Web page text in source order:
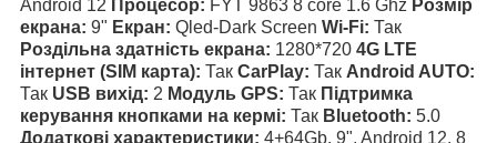
Android 12 Процесор: FYT 9863 8 core 1.6 Ghz Розмір
екрана: 9" Екран: Qled-Dark Screen Wi-Fi: Так
Роздільна здатність екрана: 1280*720 4G LTE
інтернет (SIM карта): Так CarPlay: Так Android AUTO:
Так USB вихід: 2 Модуль GPS: Так Підтримка
керування кнопками на кермі: Так Bluetooth: 5.0
Додаткові характеристики: 4+64Gb, 9", Android 12, 8